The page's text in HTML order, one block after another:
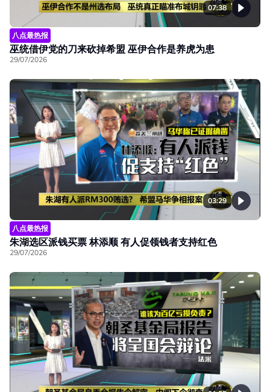
07:38
八点最热报
巫统借伊党的刀来砍掉希盟 巫伊合作是养虎为患
29/07/2026
03:29
八点最热报
朱湖选区派钱买票 林添顺 有人促领钱者支持红色
29/07/2026